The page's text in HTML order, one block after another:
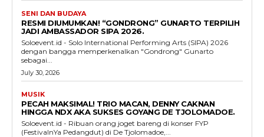
SENI DAN BUDAYA
RESMI DIUMUMKAN! “GONDRONG” GUNARTO TERPILIH
JADI AMBASSADOR SIPA 2026.
Soloevent.id - Solo International Performing Arts (SIPA) 2026
dengan bangga memperkenalkan "Gondrong" Gunarto
sebagai...
July 30, 2026
MUSIK
PECAH MAKSIMAL! TRIO MACAN, DENNY CAKNAN
HINGGA NDX AKA SUKSES GOYANG DE TJOLOMADOE.
Soloevent.id - Ribuan orang joget bareng di konser FYP
(FestivalnYa Pedangdut) di De Tjolomadoe,...